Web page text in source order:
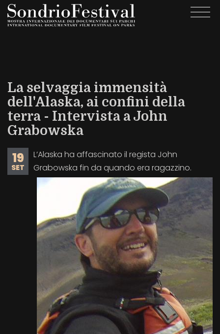
Salta
La selvaggia immensità
dell'Alaska, ai confini della
terra - Intervista a John
Grabowska
19
SET
L’Alaska ha affascinato il regista John
Grabowska fin da quando era ragazzino.